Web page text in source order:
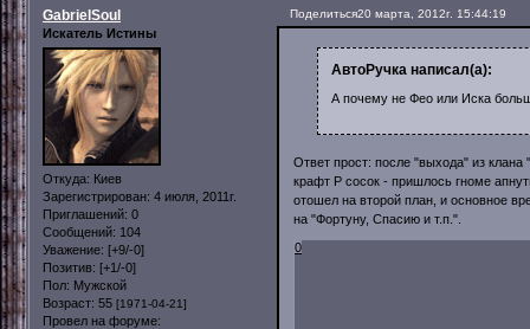
Поделиться20 марта, 2012г. 15:44:19
GabrielSoul
Искатель Истины
Откуда: Киев
Зарегистрирован: 4 июля, 2011г.
Приглашений: 0
Сообщений: 104
Уважение: [+9/-0]
Позитив: [+1/-0]
Пол: Мужской
Возраст: 55 [1971-04-21]
Провел на форуме:
АвтоРучка написал(а):
А почему не Фео или Иска
Ответ прост: после "выхода" из
крафт Р сосок - пришлось гноме
отошел на второй план, и основное
на "Фортуну, Спасию и т.п.".
0